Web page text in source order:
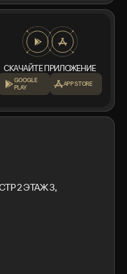
СКАЧАЙТЕ ПРИЛОЖЕНИЕ
GOOGLE
PLAY
APP STORE
2 ЭТАЖ 3,